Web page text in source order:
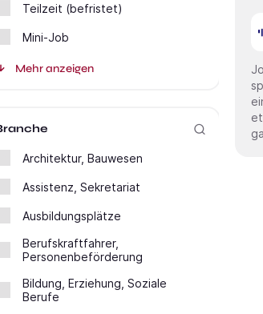
einen Oberarzt bzw.
Teilzeit (befristet)
Mini-Job
Mehr anzeigen
Architektur, Bauwesen
Assistenz, Sekretariat
Ausbildungsplätze
Berufskraftfahrer,
Personenbeförderung
Bildung, Erziehung, Soziale
Berufe